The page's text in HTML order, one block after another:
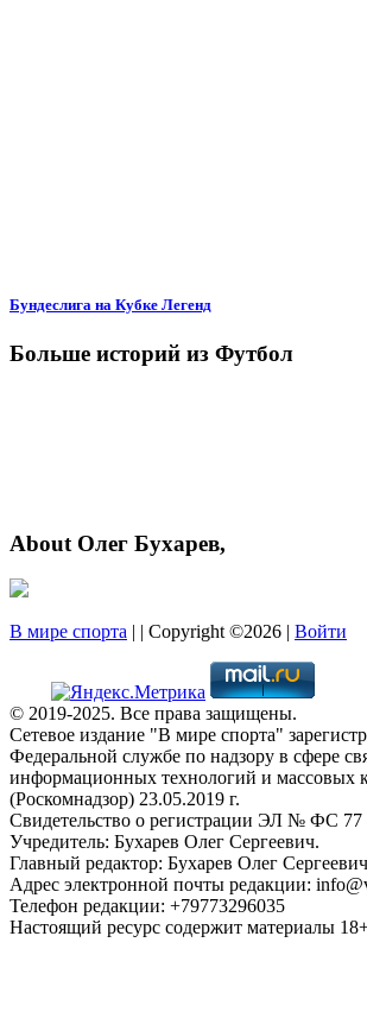
Бундеслига на Кубке Легенд
Больше историй из Футбол
About Олег Бухарев,
В мире спорта | | Copyright ©2026 | Войти
© 2019-2025. Все права защищены.
Сетевое издание "В мире спорта"
Федеральной службе по надзору в сфере
информационных технологий и массовых
(Роскомнадзор) 23.05.2019 г.
Свидетельство о регистрации ЭЛ № ФС 77
Учредитель: Бухарев Олег Сергеевич.
Главный редактор: Бухарев Олег
Адрес электронной почты редакции:
Телефон редакции: +79773296035
Настоящий ресурс содержит материалы